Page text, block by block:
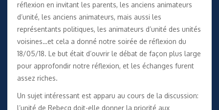
réflexion en invitant les parents, les anciens animateurs
d’unité, les anciens animateurs, mais aussi les
représentants politiques, les animateurs d’unité des unités
voisines…et cela a donné notre soirée de réflexion du
18/05/18. Le but était d’ouvrir le débat de façon plus large
pour approfondir notre réflexion, et les échanges furent
assez riches.
Un sujet intéressant est apparu au cours de la discussion:
l’unité de Rebecq doit-elle donner la priorité aux